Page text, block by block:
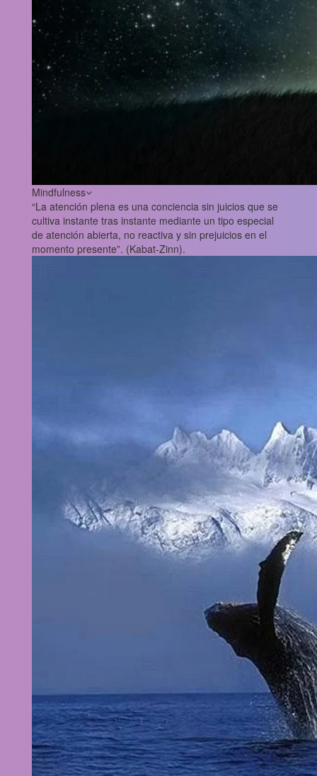
Mindfulness
“La atención plena es una conciencia sin juicios que se
cultiva instante tras instante mediante un tipo especial
de atención abierta, no reactiva y sin prejuicios en el
momento presente”. (Kabat-Zinn).